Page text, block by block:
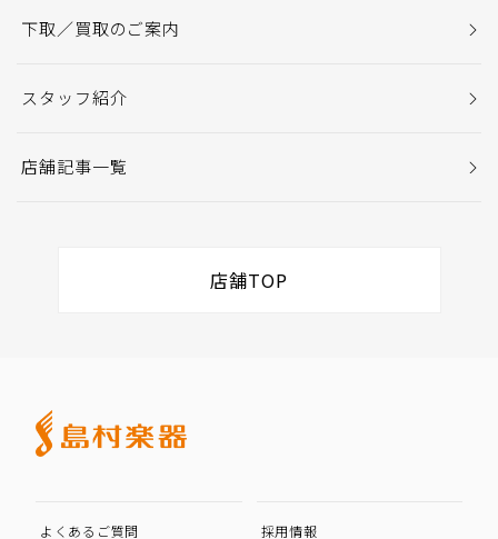
下取／買取のご案内
スタッフ紹介
店舗記事一覧
店舗TOP
よくあるご質問 採用情報